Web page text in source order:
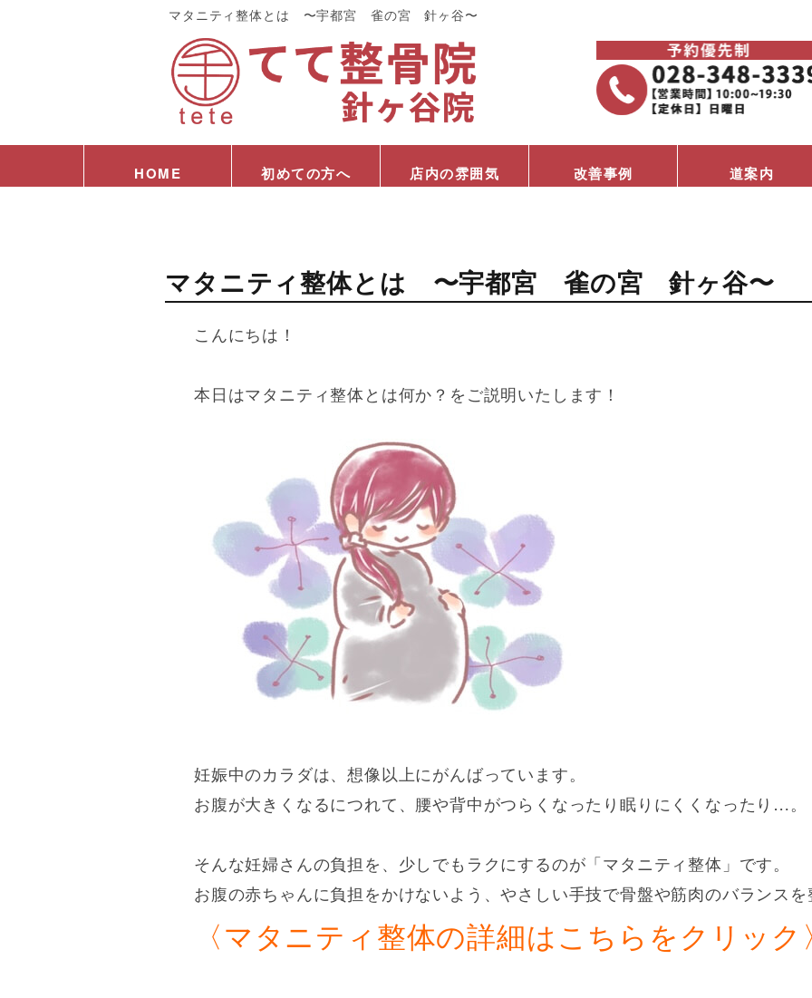
マタニティ整体とは 〜宇都宮 雀の宮 針ヶ谷〜
HOME 初めての方へ 店内の雰囲気 改善事例 道案内
マタニティ整体とは 〜宇都宮 雀の宮 針ヶ谷〜
こんにちは！
本日はマタニティ整体とは何か？をご説明いたします！
妊娠中のカラダは、想像以上にがんばっています。
お腹が大きくなるにつれて、腰や背中がつらくなったり眠りにくくなったり…。
そんな妊婦さんの負担を、少しでもラクにするのが「マタニティ整体」です。
お腹の赤ちゃんに負担をかけないよう、やさしい手技で骨盤や筋肉のバランスを
〈マタニティ整体の詳細はこちらをクリック〉